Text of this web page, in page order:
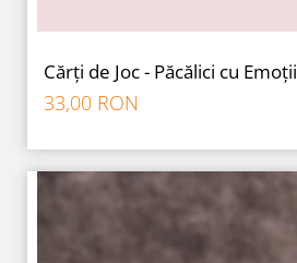
Cărți de Joc - Păcălici cu Emoții
33,00 RON